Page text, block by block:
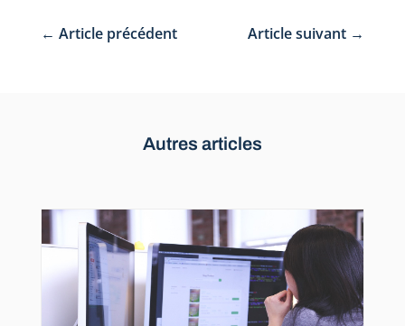
← Article précédent Article suivant →
Autres articles